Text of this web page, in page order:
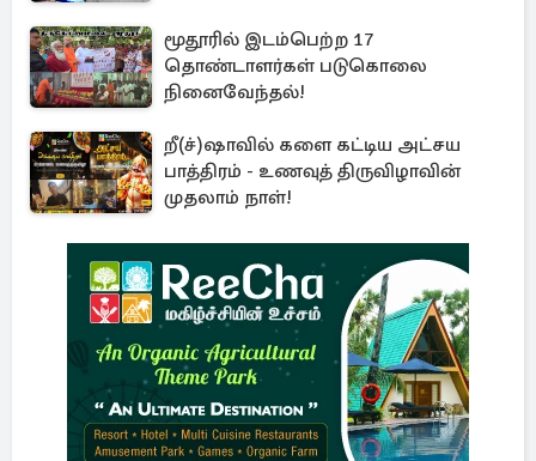
மூதூரில் இடம்பெற்ற 17
தொண்டாளர்கள் படுகொலை
நினைவேந்தல்!
றீ(ச்)ஷாவில் களை கட்டிய அட்சய
பாத்திரம் - உணவுத் திருவிழாவின்
முதலாம் நாள்!